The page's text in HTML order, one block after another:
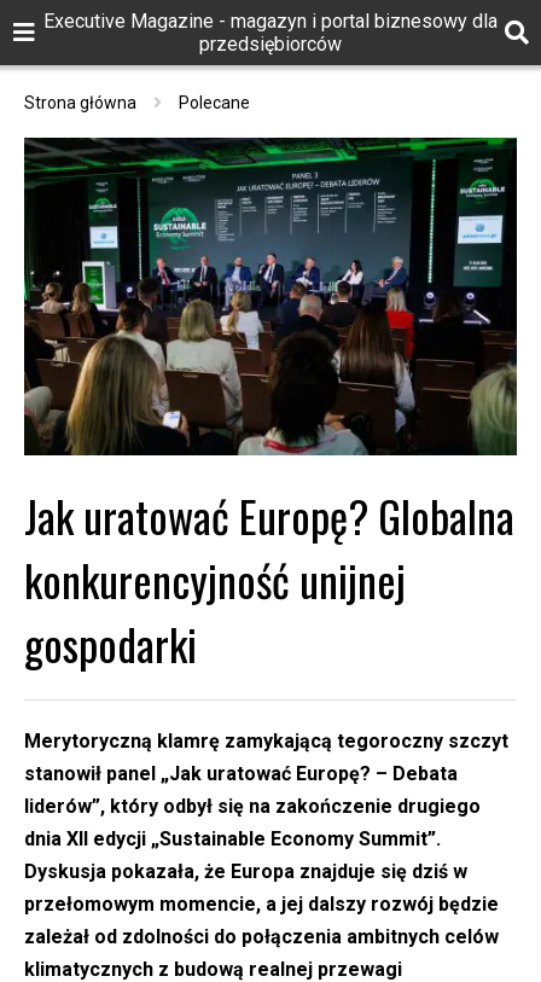
Executive Magazine - magazyn i portal biznesowy dla
przedsiębiorców
Strona główna Polecane
Jak uratować Europę? Globalna
konkurencyjność unijnej
gospodarki
Merytoryczną klamrę zamykającą tegoroczny szczyt
stanowił panel „Jak uratować Europę? – Debata
liderów”, który odbył się na zakończenie drugiego
dnia XII edycji „Sustainable Economy Summit”.
Dyskusja pokazała, że Europa znajduje się dziś w
przełomowym momencie, a jej dalszy rozwój będzie
zależał od zdolności do połączenia ambitnych celów
klimatycznych z budową realnej przewagi